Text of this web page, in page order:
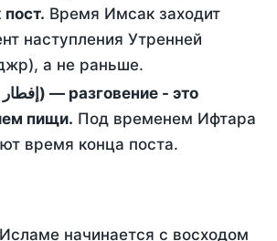
Время Имсак заходит
наступления Утренней
а не раньше.
пищи. Под временем Ифтара
время конца поста.
начинается с восходом